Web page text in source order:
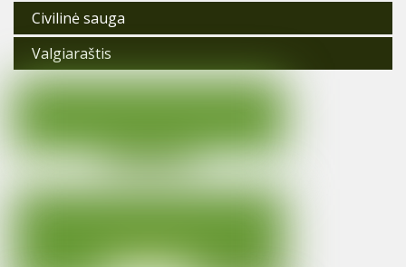
Civilinė sauga
Valgiaraštis